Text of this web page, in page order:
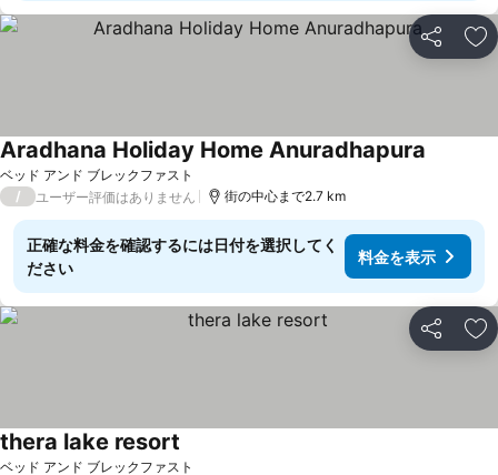
シェア お
ベッド アンド ブレックファスト
Aradhana Holiday Home Anuradhapura
/ ユーザー評価はありません 街の中心まで2.7 km
正確な料金を確認するには日付を選択してく
ださい
料金を表示
シェア お
ベッド アンド ブレックファスト
thera lake resort